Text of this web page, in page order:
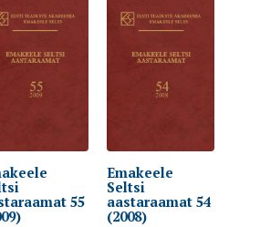
55
Emakeele
Seltsi
aastaraamat 54
(2008)